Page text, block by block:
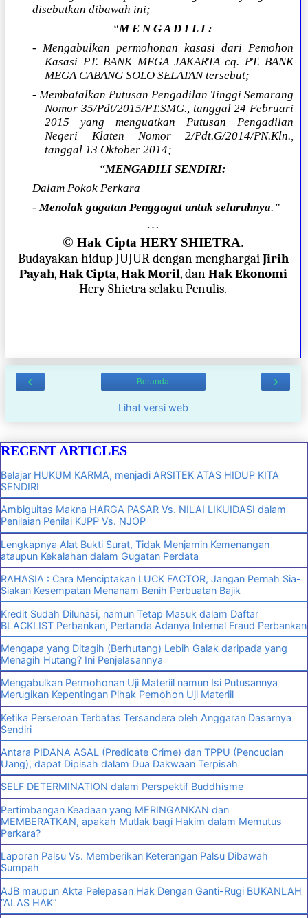
disebutkan dibawah ini;
“M E N G A D I L I :
- Mengabulkan permohonan kasasi dari Pemohon
Kasasi PT. BANK MEGA JAKARTA cq. PT. BANK
MEGA CABANG SOLO SELATAN tersebut;
- Membatalkan Putusan Pengadilan Tinggi Semarang
Nomor 35/Pdt/2015/PT.SMG., tanggal 24 Februari
2015 yang menguatkan Putusan Pengadilan
Negeri Klaten Nomor 2/Pdt.G/2014/PN.Kln.,
tanggal 13 Oktober 2014;
“MENGADILI SENDIRI:
Dalam Pokok Perkara
-Menolak gugatan Penggugat untuk seluruhnya.”
…
© Hak Cipta HERY SHIETRA.
Budayakan hidup JUJUR dengan menghargaiJirih
Payah,Hak Cipta,Hak Moril, danHak Ekonomi
Hery Shietra selaku Penulis.
‹ ›
Beranda
Lihat versi web
RECENT ARTICLES
Belajar HUKUM KARMA, menjadi ARSITEK ATAS HIDUP KITA
SENDIRI
Ambiguitas Makna HARGA PASAR Vs. NILAI LIKUIDASI dalam
Penilaian Penilai KJPP Vs. NJOP
Lengkapnya Alat Bukti Surat, Tidak Menjamin Kemenangan
ataupun Kekalahan dalam Gugatan Perdata
RAHASIA : Cara Menciptakan LUCK FACTOR, Jangan Pernah Sia-
Siakan Kesempatan Menanam Benih Perbuatan Bajik
Kredit Sudah Dilunasi, namun Tetap Masuk dalam Daftar
BLACKLIST Perbankan, Pertanda Adanya Internal Fraud Perbankan
Mengapa yang Ditagih (Berhutang) Lebih Galak daripada yang
Menagih Hutang? Ini Penjelasannya
Mengabulkan Permohonan Uji Materiil namun Isi Putusannya
Merugikan Kepentingan Pihak Pemohon Uji Materiil
Ketika Perseroan Terbatas Tersandera oleh Anggaran Dasarnya
Sendiri
Antara PIDANA ASAL (Predicate Crime) dan TPPU (Pencucian
Uang), dapat Dipisah dalam Dua Dakwaan Terpisah
SELF DETERMINATION dalam Perspektif Buddhisme
Pertimbangan Keadaan yang MERINGANKAN dan
MEMBERATKAN, apakah Mutlak bagi Hakim dalam Memutus
Perkara?
Laporan Palsu Vs. Memberikan Keterangan Palsu Dibawah
Sumpah
AJB maupun Akta Pelepasan Hak Dengan Ganti-Rugi BUKANLAH
“ALAS HAK”